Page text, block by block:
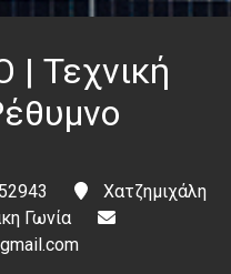
Τεχνική
Χατζημιχάλη
Γωνία